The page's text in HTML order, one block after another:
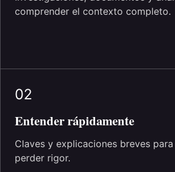
comprender el contexto completo.
02
Entender rápidamente
Claves y explicaciones breves
perder rigor.